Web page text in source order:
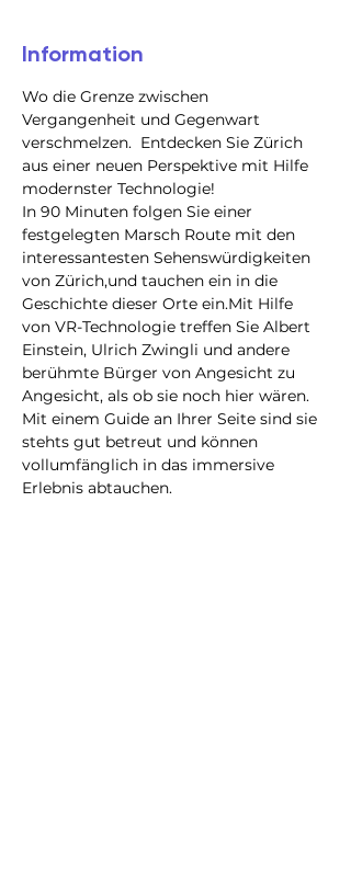
Information
Wo die Grenze zwischen
Vergangenheit und Gegenwart
verschmelzen.  Entdecken Sie Zürich
aus einer neuen Perspektive mit Hilfe
modernster Technologie!
In 90 Minuten folgen Sie einer
festgelegten Marsch Route mit den
interessantesten Sehenswürdigkeiten
von Zürich,und tauchen ein in die
Geschichte dieser Orte ein.Mit Hilfe
von VR-Technologie treffen Sie Albert
Einstein, Ulrich Zwingli und andere
berühmte Bürger von Angesicht zu
Angesicht, als ob sie noch hier wären.
Mit einem Guide an Ihrer Seite sind sie
stehts gut betreut und können
vollumfänglich in das immersive
Erlebnis abtauchen.